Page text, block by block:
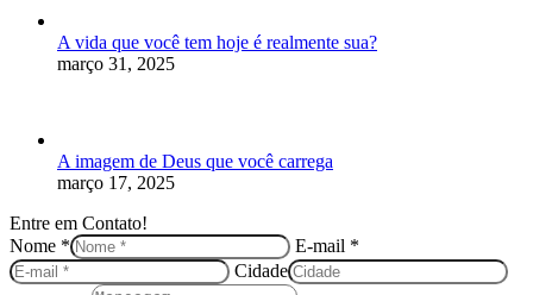
A vida que você tem hoje é realmente sua?
março 31, 2025
A imagem de Deus que você carrega
março 17, 2025
Entre em Contato!
Nome *
E-mail *
Cidade